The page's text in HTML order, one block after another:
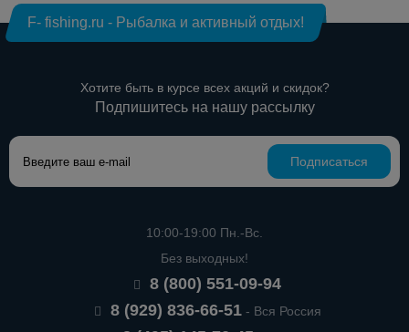
F- fishing.ru - Рыбалка и активный отдых!
Хотите быть в курсе всех акций и скидок?
Подпишитесь на нашу рассылку
Подписаться
10:00-19:00 Пн.-Вс.
Без выходных!
8 (800) 551-09-94
8 (929) 836-66-51- Вся Россия